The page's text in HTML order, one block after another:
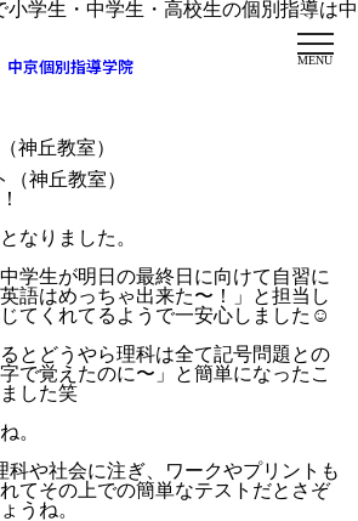
学生・中学生・高校生の個別指導は中
京個別指導学院 MENU
神丘教室）
神丘教室）
なりました。
学生が明日の最終日に向けて自習に
語はめっちゃ出来た〜！」と担当し
てくれてるようで一安心しました☺️
とどうやら理科は全て記号問題との
で覚えたのに〜」と簡単になったこ
した笑
。
科や社会に注ぎ、ワークやプリントも
てその上での簡単なテストだとさぞ
うね。